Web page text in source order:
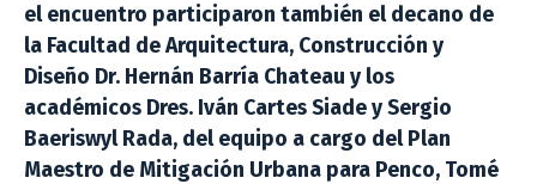
el encuentro participaron también el decano de
la Facultad de Arquitectura, Construcción y
Diseño Dr. Hernán Barría Chateau y los
académicos Dres. Iván Cartes Siade y Sergio
Baeriswyl Rada, del equipo a cargo del Plan
Maestro de Mitigación Urbana para Penco, Tomé